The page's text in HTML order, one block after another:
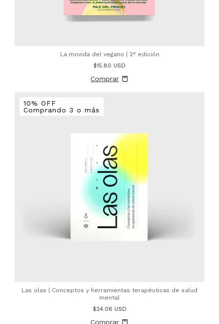
La movida del vegano | 2° edición
$15.80 USD
10% OFF
Comprando 3 o más
Las olas | Conceptos y herramientas terapéuticas de salud
mental
$24.08 USD